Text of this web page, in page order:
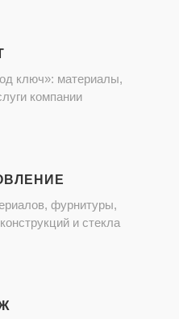
ключ»: материалы,
компании
фурнитуры,
и стекла